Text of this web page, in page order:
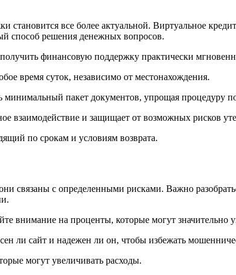
все более актуальной. Виртуальное
способ решения денежных вопросов.
финансовую поддержку практически
время суток, независимо от местонахождения.
пакет документов, упрощая процедуру
взаимодействие и защищает от возможных рисков
по срокам и условиям возврата.
связаны с определенными рисками. Важно
внимание на проценты, которые могут значительно
ли сайт и надежен ли он, чтобы избежать
могут увеличивать расходы.